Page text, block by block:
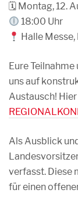
🗓 Montag, 12.
18:00 Uhr
Halle Messe,
Eure
uns auf
Austausch!
Als Ausblick
verfasst. Diese
für einen